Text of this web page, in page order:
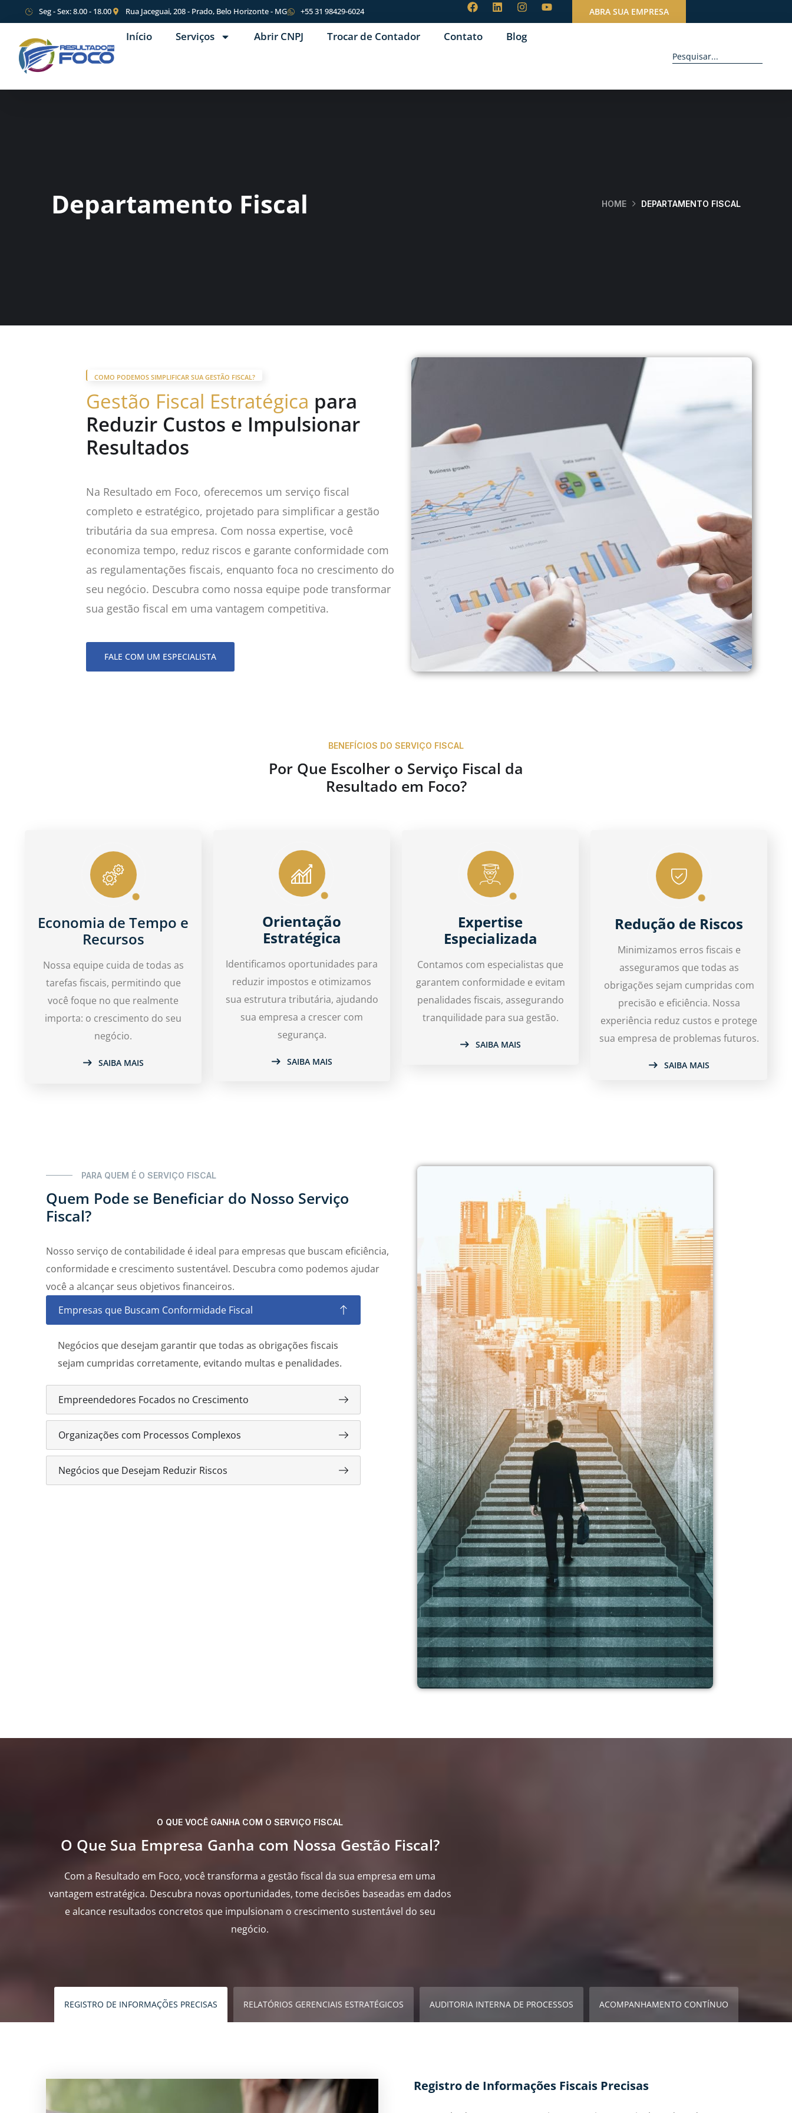
Seg - Sex: 8.00 - 18.00 Rua Jaceguai, 208 - Prado, Belo Horizonte - MG +55 31 98429-6024 ABRA SUA EMPRESA
Início Serviços Abrir CNPJ Trocar de Contador Contato Blog
Departamento Fiscal HOME DEPARTAMENTO FISCAL
COMO PODEMOS SIMPLIFICAR SUA GESTÃO FISCAL?
Gestão Fiscal Estratégica para
Reduzir Custos e Impulsionar
Resultados
Na Resultado em Foco, oferecemos um serviço fiscal
completo e estratégico, projetado para simplificar a gestão
tributária da sua empresa. Com nossa expertise, você
economiza tempo, reduz riscos e garante conformidade com
as regulamentações fiscais, enquanto foca no crescimento do
seu negócio. Descubra como nossa equipe pode transformar
sua gestão fiscal em uma vantagem competitiva.
FALE COM UM ESPECIALISTA
BENEFÍCIOS DO SERVIÇO FISCAL
Por Que Escolher o Serviço Fiscal da
Resultado em Foco?
Economia de Tempo e
Recursos
Nossa equipe cuida de todas as
tarefas fiscais, permitindo que
você foque no que realmente
importa: o crescimento do seu
negócio.
SAIBA MAIS
Orientação
Estratégica
Identificamos oportunidades para
reduzir impostos e otimizamos
sua estrutura tributária, ajudando
sua empresa a crescer com
segurança.
SAIBA MAIS
Expertise
Especializada
Contamos com especialistas que
garantem conformidade e evitam
penalidades fiscais, assegurando
tranquilidade para sua gestão.
SAIBA MAIS
Redução de Riscos
Minimizamos erros fiscais e
asseguramos que todas as
obrigações sejam cumpridas com
precisão e eficiência. Nossa
experiência reduz custos e protege
sua empresa de problemas futuros.
SAIBA MAIS
PARA QUEM É O SERVIÇO FISCAL
Quem Pode se Beneficiar do Nosso Serviço
Fiscal?
Nosso serviço de contabilidade é ideal para empresas que buscam eficiência,
conformidade e crescimento sustentável. Descubra como podemos ajudar
você a alcançar seus objetivos financeiros.
Empresas que Buscam Conformidade Fiscal
Negócios que desejam garantir que todas as obrigações fiscais
sejam cumpridas corretamente, evitando multas e penalidades.
Empreendedores Focados no Crescimento
Organizações com Processos Complexos
Negócios que Desejam Reduzir Riscos
O QUE VOCÊ GANHA COM O SERVIÇO FISCAL
O Que Sua Empresa Ganha com Nossa Gestão Fiscal?
Com a Resultado em Foco, você transforma a gestão fiscal da sua empresa em uma
vantagem estratégica. Descubra novas oportunidades, tome decisões baseadas em dados
e alcance resultados concretos que impulsionam o crescimento sustentável do seu
negócio.
REGISTRO DE INFORMAÇÕES PRECISAS RELATÓRIOS GERENCIAIS ESTRATÉGICOS AUDITORIA INTERNA DE PROCESSOS ACOMPANHAMENTO CONTÍNUO
Registro de Informações Fiscais Precisas